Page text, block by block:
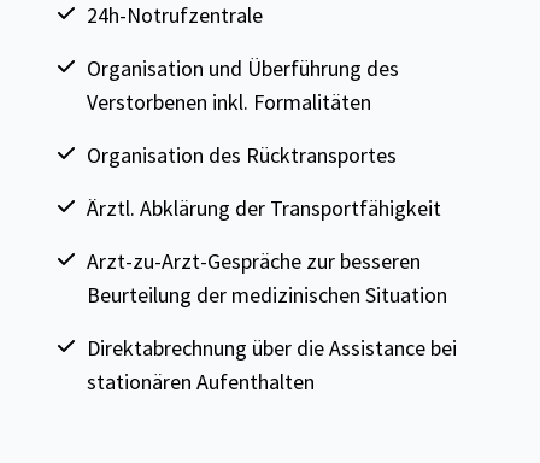
24h-Notrufzentrale
Organisation und Überführung des
Verstorbenen inkl. Formalitäten
Organisation des Rücktransportes
Ärztl. Abklärung der Transportfähigkeit
Arzt-zu-Arzt-Gespräche zur besseren
Beurteilung der medizinischen Situation
Direktabrechnung über die Assistance bei
stationären Aufenthalten